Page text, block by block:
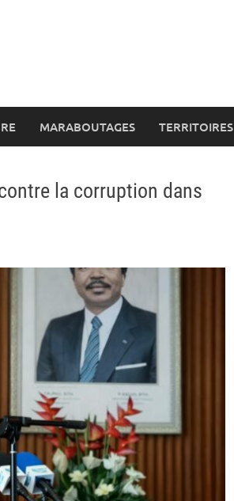
MARABOUTAGES TERRITOIRES
la corruption dans